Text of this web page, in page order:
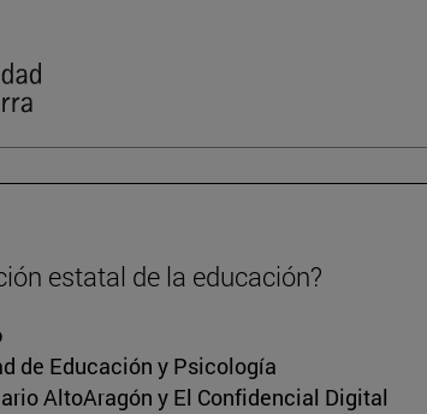
estatal de la educación?
de Educación y Psicología
AltoAragón y El Confidencial Digital